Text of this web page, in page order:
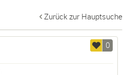
Zurück zur Hauptsuche
0